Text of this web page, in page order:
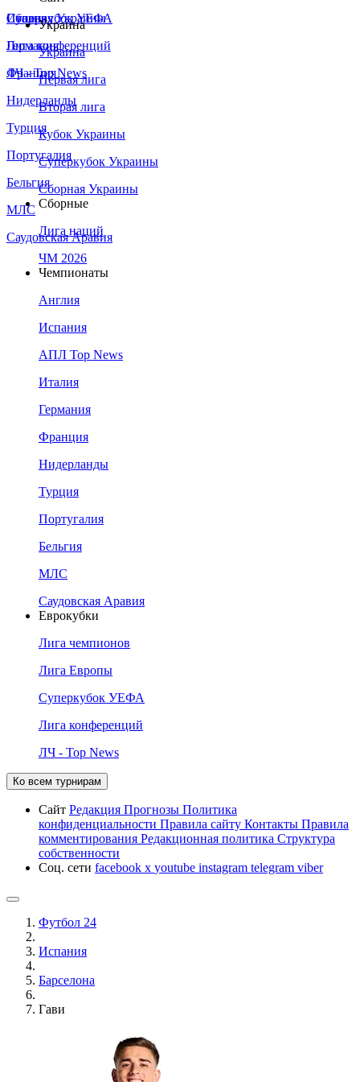
Сборная Украины
Италия
Германия
Франция
Нидерланды
Турция
Португалия
Бельгия
МЛС
Саудовская Аравия
Суперкубок УЕФА
Лига конференций
ЛЧ - Top News
Украина
Украина
Первая лига
Вторая лига
Кубок Украины
Суперкубок Украины
Сборная Украины
Сборные
Лига наций
ЧМ 2026
Чемпионаты
Англия
Испания
АПЛ Top News
Италия
Германия
Франция
Нидерланды
Турция
Португалия
Бельгия
МЛС
Саудовская Аравия
Еврокубки
Лига чемпионов
Лига Европы
Суперкубок УЕФА
Лига конференций
ЛЧ - Top News
Ко всем турнирам
Сайт Редакция Прогнозы Политика
конфиденциальности Правила сайту Контакты Правила
комментирования Редакционная политика Структура
собственности
Соц. сети facebook x youtube instagram telegram viber
Футбол 24
Испания
Барселона
Гави